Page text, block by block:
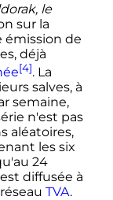
le
sur la
émission de
déjà
[4]. La
salves, à
semaine,
n'est pas
aléatoires,
les six
24
diffusée à
TVA.